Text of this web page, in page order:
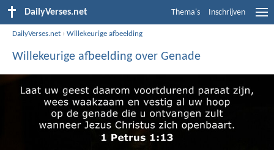
DailyVerses.net Thema's Inschrijven
DailyVerses.net ›Willekeurige afbeelding
Willekeurige afbeelding over Genade